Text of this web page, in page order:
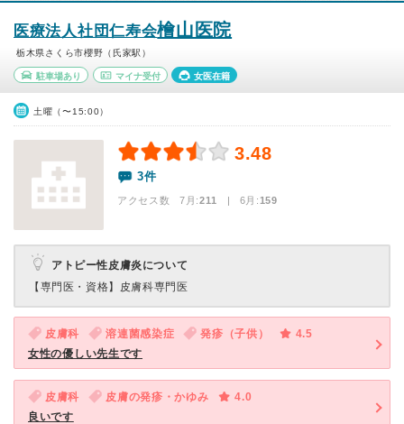
医療法人社団仁寿会檜山医院
栃木県さくら市櫻野（氏家駅）
駐車場あり マイナ受付 女医在籍
土曜（〜15:00）
3.48
3件
アクセス数 7月:211 | 6月:159
アトピー性皮膚炎について
【専門医・資格】 皮膚科専門医
皮膚科 溶連菌感染症 発疹（子供）
4.5
女性の優しい先生です
皮膚科 皮膚の発疹・かゆみ
4.0
良いです